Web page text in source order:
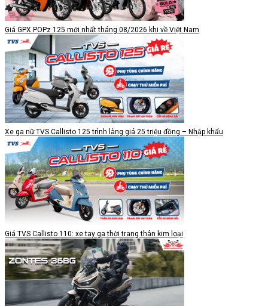
Giá GPX POPz 125 mới nhất tháng 08/2026 khi về Việt Nam
Xe ga nữ TVS Callisto 125 trình làng giá 25 triệu đồng – Nhập khẩu
Giá TVS Callisto 110: xe tay ga thời trang thân kim loại